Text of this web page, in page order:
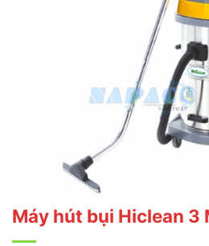
Máy hút bụi Hiclean 3